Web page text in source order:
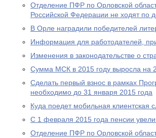
Отделение ПФР по Орловской
Российской Федерации не ходят по
В Орле наградили победителей
Информация для работодателей,
Изменения в законодательстве о
Сумма МСК в 2015 году выросла на
Сделать первый взнос в рамках
необходимо до 31 января 2015 года
Куда поедет мобильная клиентская
С 1 февраля 2015 года пенсии
Отделение ПФР по Орловской